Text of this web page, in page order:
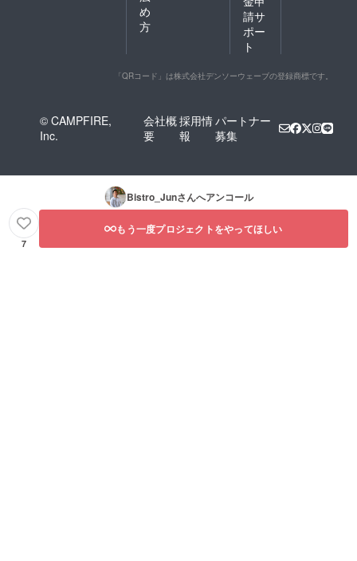
め
方
請サ
ポー
ト
「QRコード」は株式会社デンソーウェーブの登録商標です。
© CAMPFIRE,
Inc.
会社概
要
採用情
報
パートナー
募集
Bistro_Junさんへアンコール
7
もう一度プロジェクトをやってほしい